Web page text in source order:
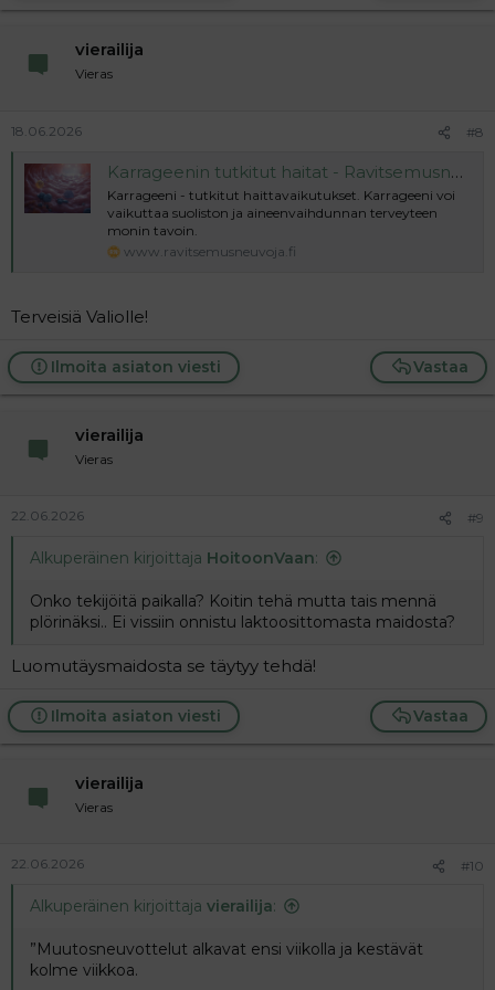
vierailija
Vieras
18.06.2026 #8
Karrageenin tutkitut haitat - Ravitsemusneuvoja
Karrageeni - tutkitut haittavaikutukset. Karrageeni voi
vaikuttaa suoliston ja aineenvaihdunnan terveyteen
monin tavoin.
www.ravitsemusneuvoja.fi
Terveisiä Valiolle!
Vastaa
Ilmoita asiaton viesti
vierailija
Vieras
22.06.2026 #9
Alkuperäinen kirjoittaja HoitoonVaan:
Onko tekijöitä paikalla? Koitin tehä mutta tais mennä
plörinäksi.. Ei vissiin onnistu laktoosittomasta maidosta?
Luomutäysmaidosta se täytyy tehdä!
Vastaa
Ilmoita asiaton viesti
vierailija
Vieras
22.06.2026 #10
Alkuperäinen kirjoittaja vierailija:
”Muutosneuvottelut alkavat ensi viikolla ja kestävät
kolme viikkoa.